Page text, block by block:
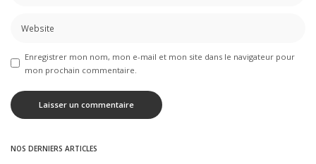
Enregistrer mon nom, mon e-mail et mon site dans le navigateur pour
mon prochain commentaire.
NOS DERNIERS ARTICLES